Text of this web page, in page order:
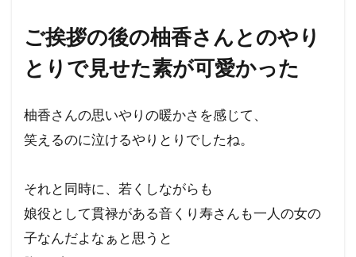
ご挨拶の後の柚香さんとのやり
とりで見せた素が可愛かった
柚香さんの思いやりの暖かさを感じて、
笑えるのに泣けるやりとりでしたね。
それと同時に、若くしながらも
娘役として貫禄がある音くり寿さんも一人の女の
子なんだよなぁと思うと